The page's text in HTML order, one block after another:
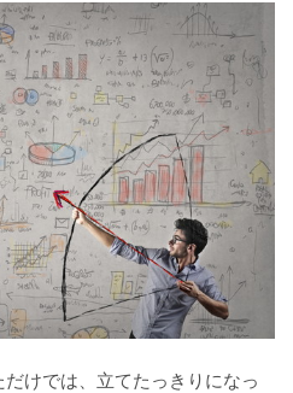
けでは、立てたっきりになっ